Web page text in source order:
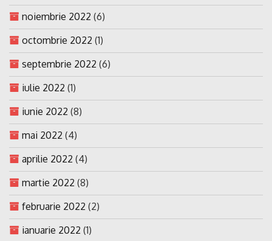
noiembrie 2022 (6)
octombrie 2022 (1)
septembrie 2022 (6)
iulie 2022 (1)
iunie 2022 (8)
mai 2022 (4)
aprilie 2022 (4)
martie 2022 (8)
februarie 2022 (2)
ianuarie 2022 (1)